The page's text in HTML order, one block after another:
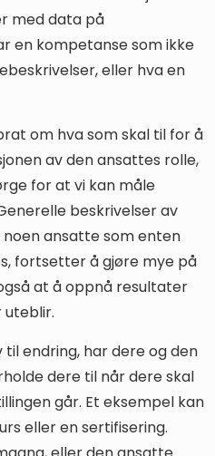
med data på
en kompetanse som ikke
eller hva en
om hva som skal til for å
av den ansattes rolle,
for at vi kan måle
beskrivelser av
ansatte som enten
fortsetter å gjøre mye på
at å oppnå resultater
uteblir.
endring, har dere og den
dere til når dere skal
går. Et eksempel kan
eller en sertifisering.